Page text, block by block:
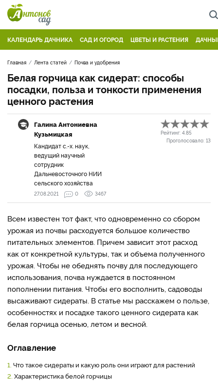
КАЛЕНДАРЬ ДАЧНИКА САД И ОГОРОД ЦВЕТЫ И РАСТЕНИЯ
Главная Лента статей Почва и удобрения
Белая горчица как сидерат: способы
посадки, польза и тонкости применения
ценного растения
Галина Антониевна
Кузьмицкая
Кандидат с.-х. наук,
ведущий научный
сотрудник
Дальневосточного НИИ
сельского хозяйства
Рейтинг: 4.85
Проголосовало: 13
27.08.2021 0 3467
Всем известен тот факт, что одновременно со сбором
урожая из почвы расходуется большое количество
питательных элементов. Причем зависит этот расход
как от конкретной культуры, так и объема полученного
урожая. Чтобы не обеднять почву для последующего
использования, почва нуждается в постоянном
пополнении питания. Чтобы его восполнить, садоводы
высаживают сидераты. В статье мы расскажем о пользе,
особенностях и посадке такого ценного сидерата как
белая горчица осенью, летом и весной.
Оглавление
1. Что такое сидераты и какую роль они играют для растений
2. Характеристика белой горчицы